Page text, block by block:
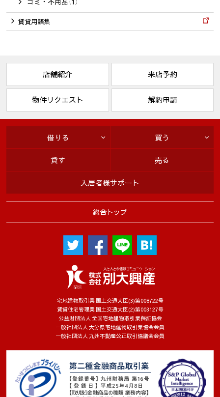
賃貸用語集
店舗紹介 来店予約
物件リクエスト 解約申請
宅地建物取引業 国土交通大臣(3)第008722号
賃貸住宅管理業 国土交通大臣(2)第003127号
公益財団法人 全国宅地建物取引業保証協会
一般社団法人 大分県宅地建物取引業協会会員
一般社団法人 九州不動産公正取引協議会会員
総合トップ
借りる 買う
貸す 売る
入居者様サポート